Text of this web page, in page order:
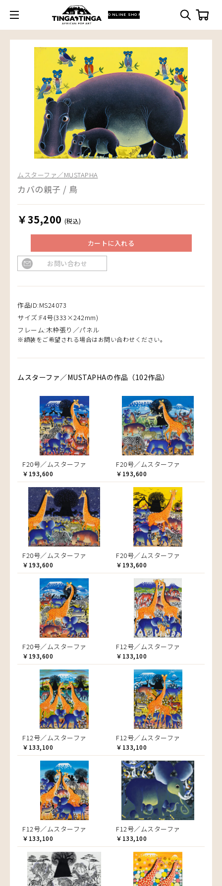
ONLINE SHOP
ムスターファ／MUSTAPHA
カバの親子 / 鳥
￥35,200 (税込)
カートに入れる
お問い合わせ
作品ID:MS24073
サイズ:F4号(333×242mm)
フレーム:木枠張り／パネル
※額装をご希望される場合はお問い合わせください。
ムスターファ／MUSTAPHAの作品（102作品）
F20号／ムスターファ
￥193,600
F20号／ムスターファ
￥193,600
F20号／ムスターファ
￥193,600
F20号／ムスターファ
￥193,600
F20号／ムスターファ
￥193,600
F12号／ムスターファ
￥133,100
F12号／ムスターファ
￥133,100
F12号／ムスターファ
￥133,100
F12号／ムスターファ
￥133,100
F12号／ムスターファ
￥133,100